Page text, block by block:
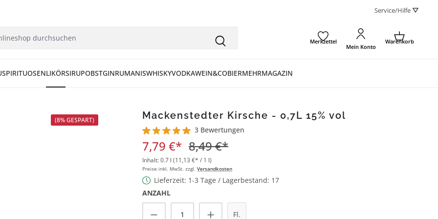
Service/Hilfe ⛛
Merkzettel
Mein Konto
Warenkorb
SPIRITUOSENLIKÖRSIRUPOBSTGINRUMANISWHISKYVODKAWEIN&COBIERMEHRMAGAZIN
(8% GESPART) Mackenstedter Kirsche - 0,7L 15% vol
Durchschnittliche Bewertung von 5 von 5 Sternen
3 Bewertungen
7,79 €* 8,49 €*
Inhalt:0.7 l (11,13 €* / 1 l)
Preise inkl. MwSt. zzgl. Versandkosten
Lieferzeit: 1-3 Tage / Lagerbestand: 17
ANZAHL
Produkt Anzahl: Gib den gewünschten Wert ein
Fl.